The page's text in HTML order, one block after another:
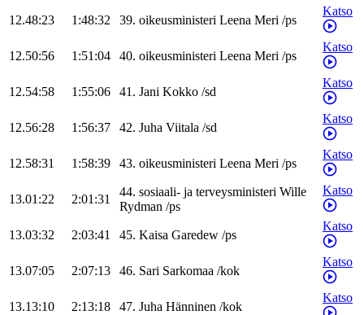
12.48:23 1:48:32 39. oikeusministeri Leena Meri /ps
Katso
12.50:56 1:51:04 40. oikeusministeri Leena Meri /ps
Katso
12.54:58 1:55:06 41. Jani Kokko /sd
Katso
12.56:28 1:56:37 42. Juha Viitala /sd
Katso
12.58:31 1:58:39 43. oikeusministeri Leena Meri /ps
Katso
13.01:22 2:01:31
44. sosiaali- ja terveysministeri Wille
Rydman /ps
Katso
13.03:32 2:03:41 45. Kaisa Garedew /ps
Katso
13.07:05 2:07:13 46. Sari Sarkomaa /kok
Katso
13.13:10 2:13:18 47. Juha Hänninen /kok
Katso